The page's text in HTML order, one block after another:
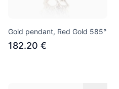
Gold pendant, Red Gold 585°
182.20 €